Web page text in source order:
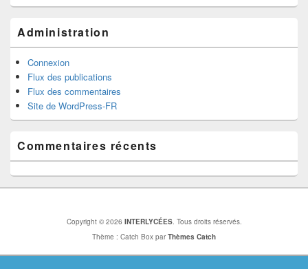
Administration
Connexion
Flux des publications
Flux des commentaires
Site de WordPress-FR
Commentaires récents
Copyright © 2026 INTERLYCÉES. Tous droits réservés.
Thème : Catch Box parThèmes Catch